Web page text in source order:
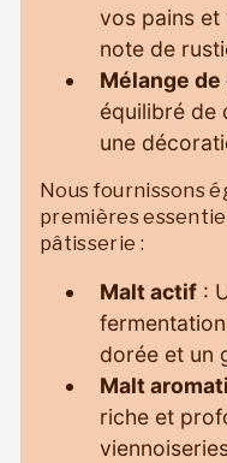
vos pains et
note de
Mélange
équilibré de
une
Nous fournissons
premières
pâtisserie :
Malt actif :
dorée et un
Malt
riche et